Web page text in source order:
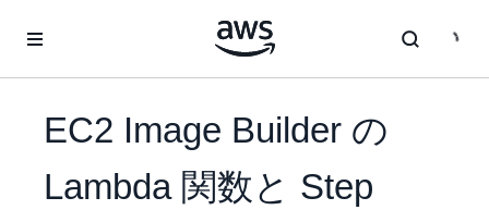
EC2 Image Builder の
Lambda 関数と Step